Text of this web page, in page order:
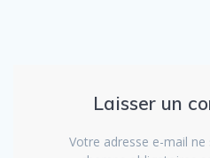
Laisser un
Votre adresse e-mail ne